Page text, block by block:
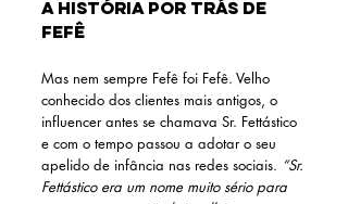
A história por trás de
Fefê
Mas nem sempre Fefê foi Fefê. Velho
conhecido dos clientes mais antigos, o
influencer antes se chamava Sr. Fettástico
e com o tempo passou a adotar o seu
apelido de infância nas redes sociais. “Sr.
Fettástico era um nome muito sério para